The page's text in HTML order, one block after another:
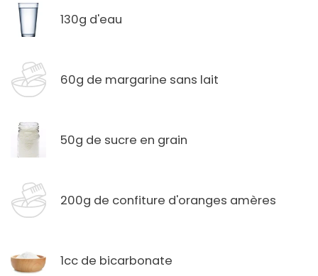
130g d'eau
60g de margarine sans lait
50g de sucre en grain
200g de confiture d'oranges amères
1cc de bicarbonate